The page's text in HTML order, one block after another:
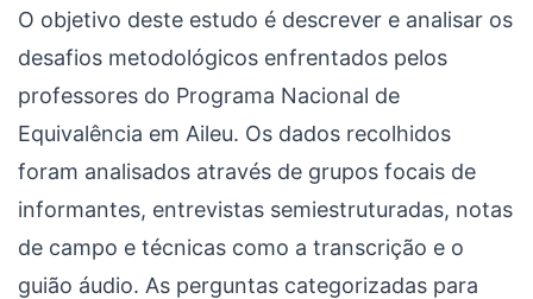
O objetivo deste estudo é descrever e analisar os
desafios metodológicos enfrentados pelos
professores do Programa Nacional de
Equivalência em Aileu. Os dados recolhidos
foram analisados através de grupos focais de
informantes, entrevistas semiestruturadas, notas
de campo e técnicas como a transcrição e o
guião áudio. As perguntas categorizadas para